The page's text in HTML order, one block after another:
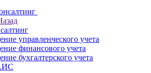
управленческого учета
финансового учета
бухгалтерского учета